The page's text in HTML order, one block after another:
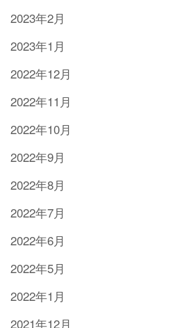
2023年2月
2023年1月
2022年12月
2022年11月
2022年10月
2022年9月
2022年8月
2022年7月
2022年6月
2022年5月
2022年1月
2021年12月